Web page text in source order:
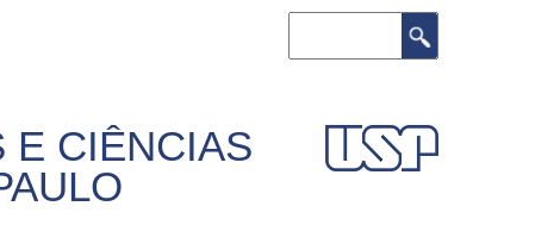
E CIÊNCIAS